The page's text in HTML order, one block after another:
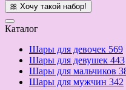
🎀 Хочу такой набор!
Каталог
Шары для девочек 569
Шары для девушек 443
Шары для мальчиков
Шары для мужчин 342